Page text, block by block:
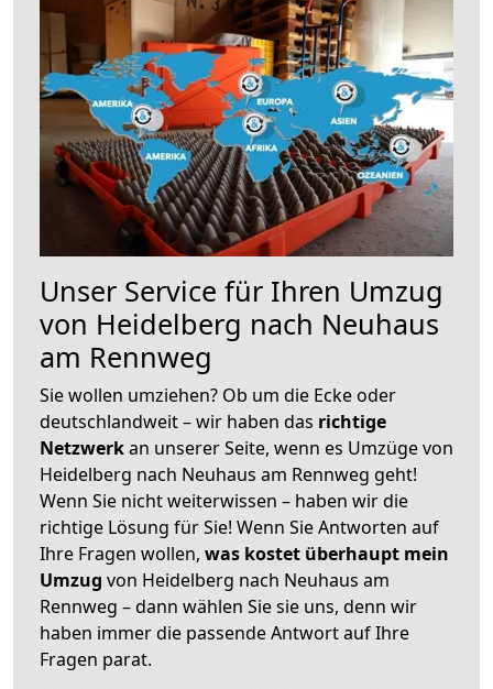
Unser Service für Ihren Umzug
von Heidelberg nach Neuhaus
am Rennweg
Sie wollen umziehen? Ob um die Ecke oder
deutschlandweit – wir haben das richtige
Netzwerkan unserer Seite, wenn es Umzüge von
Heidelberg nach Neuhaus am Rennweg geht!
Wenn Sie nicht weiterwissen – haben wir die
richtige Lösung für Sie! Wenn Sie Antworten auf
Ihre Fragen wollen, was kostet überhaupt mein
Umzug von Heidelberg nach Neuhaus am
Rennweg – dann wählen Sie sie uns, denn wir
haben immer die passende Antwort auf Ihre
Fragen parat.